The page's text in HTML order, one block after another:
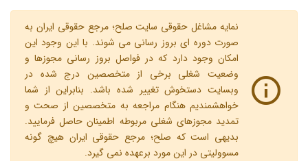
نمایه مشاغل حقوقی سایت صلح؛ مرجع حقوقی ایران به
صورت دوره ای بروز رسانی می شوند. با این وجود این
امکان وجود دارد که در فواصل بروز رسانی مجوزها و
وضعیت شغلی برخی از متخصصین درج شده در
وبسایت دستخوش تغییر شده باشد. بنابراین از شما
خواهشمندیم هنگام مراجعه به متخصصین از صحت و
تمدید مجوزهای شغلی مربوطه اطمینان حاصل فرمایید.
بدیهی است که صلح؛ مرجع حقوقی ایران هیچ گونه
مسوولیتی در این مورد برعهده نمی گیرد.